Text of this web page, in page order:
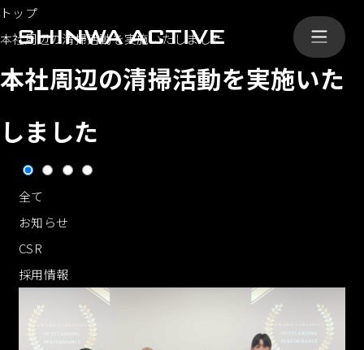
シンワ・アクティブとは
ABOUT
事業内容
SERVICE
導入事例
CASE
会社概要
トップ
本社周辺の清掃活動を実施いたしました
本社周辺の清掃活動を実施いた
しました
全て
お知らせ
CSR
採用情報